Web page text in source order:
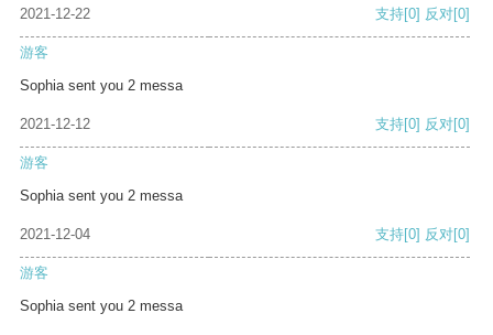
2021-12-22 支持[0] 反对[0]
游客
Sophia sent you 2 messa
2021-12-12 支持[0] 反对[0]
游客
Sophia sent you 2 messa
2021-12-04 支持[0] 反对[0]
游客
Sophia sent you 2 messa